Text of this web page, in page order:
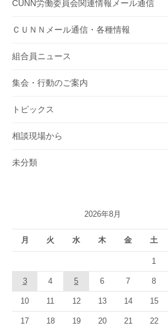
CUNN労働委員会関連情報メール通信
ＣＵＮＮメール通信・各種情報
組合員ニュース
集会・行動のご案内
トピックス
相談現場から
未分類
2026年8月
月 火 水 木 金 土
1
3 4 5 6 7 8
10 11 12 13 14 15
17 18 19 20 21 22